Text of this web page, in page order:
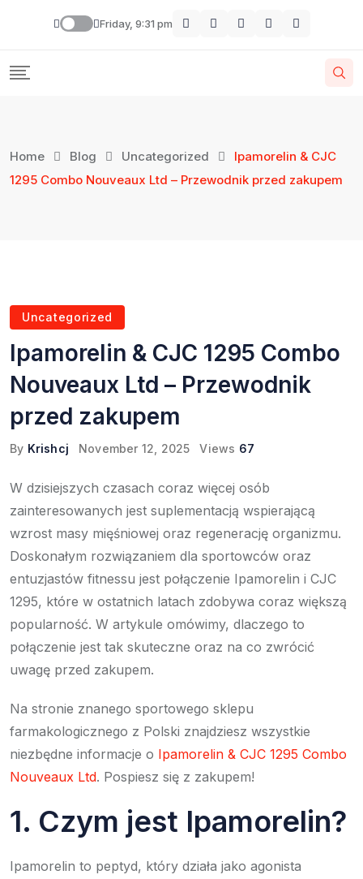
Friday, 9:31 pm
Home Blog Uncategorized
Ipamorelin & CJC
1295 Combo Nouveaux Ltd – Przewodnik przed zakupem
Uncategorized
Ipamorelin & CJC 1295 Combo
Nouveaux Ltd – Przewodnik
przed zakupem
By Krishcj November 12, 2025 Views 67
W dzisiejszych czasach coraz więcej osób
zainteresowanych jest suplementacją wspierającą
wzrost masy mięśniowej oraz regenerację organizmu.
Doskonałym rozwiązaniem dla sportowców oraz
entuzjastów fitnessu jest połączenie Ipamorelin i CJC
1295, które w ostatnich latach zdobywa coraz większą
popularność. W artykule omówimy, dlaczego to
połączenie jest tak skuteczne oraz na co zwrócić
uwagę przed zakupem.
Na stronie znanego sportowego sklepu
farmakologicznego z Polski znajdziesz wszystkie
niezbędne informacje o Ipamorelin & CJC 1295 Combo
Nouveaux Ltd. Pospiesz się z zakupem!
1. Czym jest Ipamorelin?
Ipamorelin to peptyd, który działa jako agonista